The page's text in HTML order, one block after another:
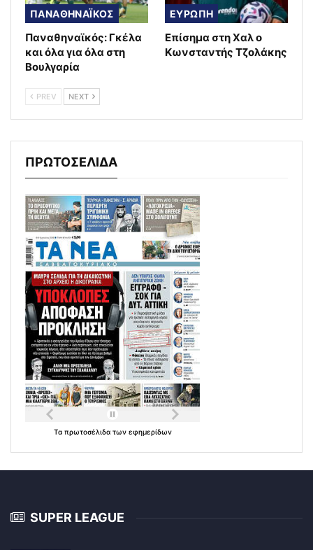
ΠΑΝΑΘΗΝΑΪΚΟΣ
Παναθηναϊκός: Γκέλα
και όλα για όλα στη
Βουλγαρία
ΕΥΡΩΠΗ
Επίσημα στη Χαλ ο
Κωνσταντής Τζολάκης
PREV NEXT
ΠΡΩΤΟΣΕΛΙΔΑ
Τα πρωτοσέλιδα των εφημερίδων
SUPER LEAGUE